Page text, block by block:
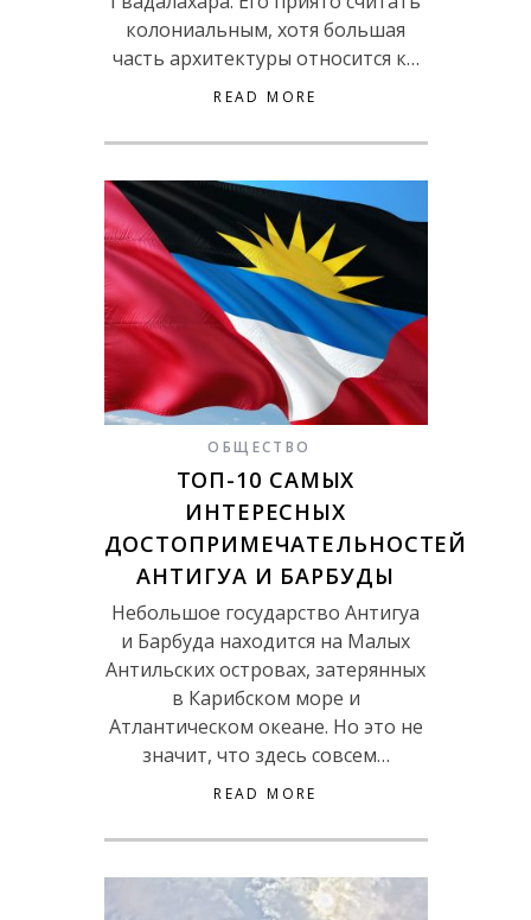
колониальным, хотя большая
часть архитектуры относится к…
READ MORE
ОБЩЕСТВО
ТОП-10 САМЫХ
ИНТЕРЕСНЫХ
ДОСТОПРИМЕЧАТЕЛЬНОСТЕЙ
АНТИГУА И БАРБУДЫ
Небольшое государство Антигуа
и Барбуда находится на Малых
Антильских островах, затерянных
в Карибском море и
Атлантическом океане. Но это не
значит, что здесь совсем…
READ MORE